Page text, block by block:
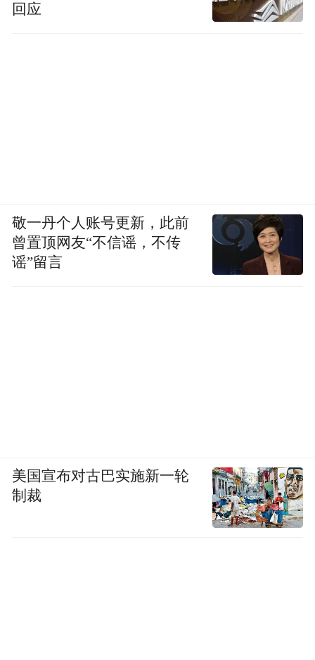
回应
敬一丹个人账号更新，此前
曾置顶网友“不信谣，不传
谣”留言
美国宣布对古巴实施新一轮
制裁